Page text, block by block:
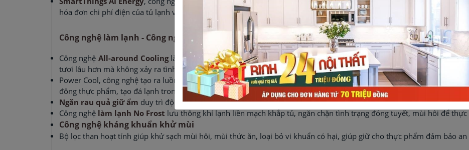
hóa đơn chi phí điện của tủ lạnh vượt quá mục tiêu bạn đã đặt ra, thiết bị sẽ nhắc nhở để bạn chọn SmartThings AI
Công nghệ làm lạnh - Công nghệ bảo quản thực phẩm
Công nghệ All-around Coolinglàm lạnh riêng biệt cho từng khay, tạo làn gió đảo chiều khép kín, kiểm soát tối ưu
tươi lâu hơn mà không xảy ra tình trạng đóng băng cục bộ.
Power Cool, công nghệ tạo ra luồng khí mát lạnh thổi ra nhanh chóng để đồ uống, thực phẩm của bạn được làm lạnh
đông thực phẩm, tạo đá lạnh trong tích tắc với luồng khí lạnh mạnh mẽ thổi trực tiếp vào ngăn đá.
Ngăn rau quả giữ ẩm duy trì độ ẩm lý tưởng để rau củ quả có được độ ẩm phù hợp, giữ được sự tươi mới, mọng
Công nghệ làm lạnh No Frost lưu thông khí lạnh liền mạch khắp tủ, ngăn chặn tình trạng đóng tuyết, mùi hôi để
Công nghệ kháng khuẩn khử mùi
Bộ lọc than hoạt tính giúp khử sạch mùi hôi, mùi thức ăn, loại bỏ vi khuẩn có hại, giúp giữ cho thực phẩm đảm bảo